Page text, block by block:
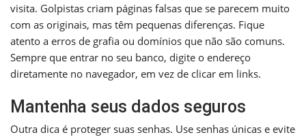
visita. Golpistas criam páginas falsas que se parecem muito
com as originais, mas têm pequenas diferenças. Fique
atento a erros de grafia ou domínios que não são comuns.
Sempre que entrar no seu banco, digite o endereço
diretamente no navegador, em vez de clicar em links.
Mantenha seus dados seguros
Outra dica é proteger suas senhas. Use senhas únicas e evite